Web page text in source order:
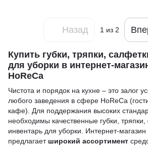
Назад 1 из 2
Купить губки, тряпки,
для уборки в интернет-
HoReCa
Чистота и порядок на кухне – это залог
любого заведения в сфере HoReCa
кафе). Для поддержания высоких
необходимы качественные губки,
инвентарь для уборки. Интернет-
предлагает широкий ассортимент